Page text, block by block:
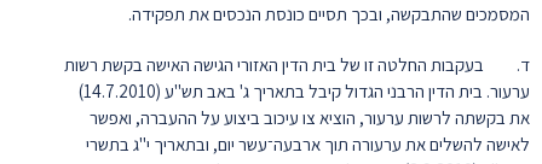
המסמכים שהתבקשה, ובכך תסיים כונסת הנכסים את תפקידה.
ד. בעקבות החלטה זו של בית הדין האזורי הגישה האישה בקשת רשות
ערעור. בית הדין הרבני הגדול קיבל בתאריך ג' באב תש"ע (14.7.2010)
את בקשתה לרשות ערעור, הוציא צו עיכוב ביצוע על ההעברה, ואפשר
לאישה להשלים את ערעורה תוך ארבעה־עשר יום, ובתאריך י"ג בתשרי